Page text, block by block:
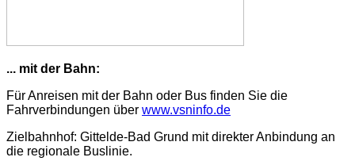
... mit der Bahn:
Für Anreisen mit der Bahn oder Bus finden Sie die
Fahrverbindungen über www.vsninfo.de
Zielbahnhof: Gittelde-Bad Grund mit direkter Anbindung an
die regionale Buslinie.